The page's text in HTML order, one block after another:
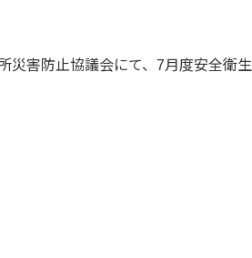
災害防止協議会にて、7月度安全衛生